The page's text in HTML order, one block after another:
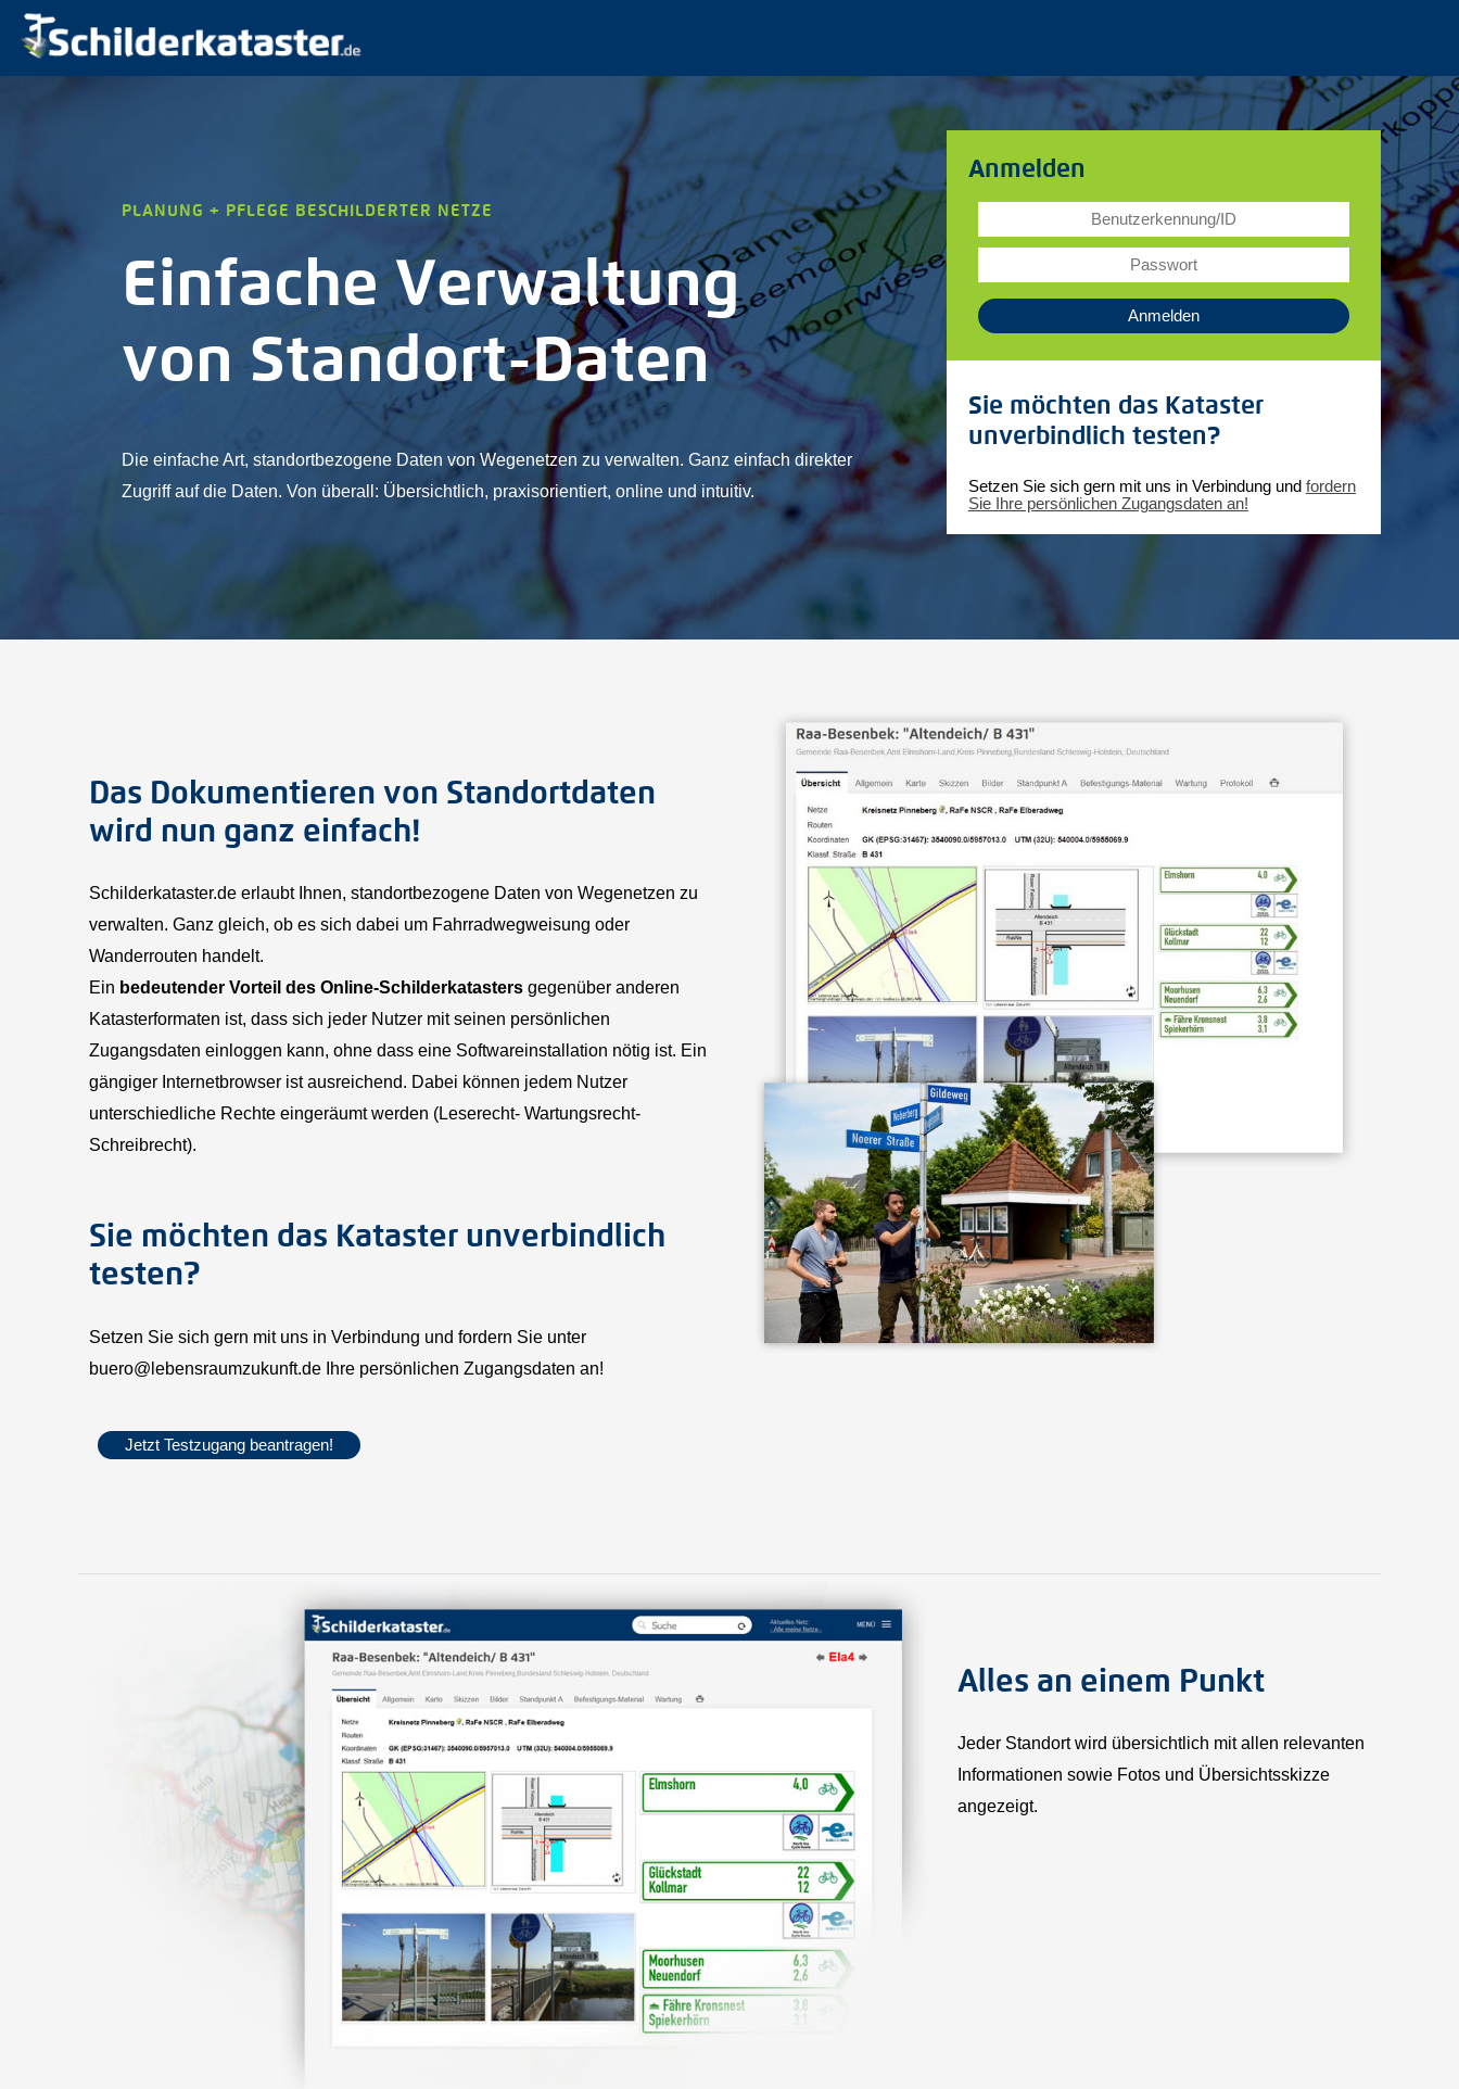
PLANUNG + PFLEGE BESCHILDERTER NETZE
Einfache Verwaltung
von Standort-Daten
Die einfache Art, standortbezogene Daten von Wegenetzen zu verwalten. Ganz einfach direkter
Zugriff auf die Daten. Von überall: Übersichtlich, praxisorientiert, online und intuitiv.
Anmelden
Sie möchten das Kataster
unverbindlich testen?
Setzen Sie sich gern mit uns in Verbindung und fordern
Sie Ihre persönlichen Zugangsdaten an!
Das Dokumentieren von Standortdaten
wird nun ganz einfach!
Schilderkataster.de erlaubt Ihnen, standortbezogene Daten von Wegenetzen zu
verwalten. Ganz gleich, ob es sich dabei um Fahrradwegweisung oder
Wanderrouten handelt.
Ein bedeutender Vorteil des Online-Schilderkatasters gegenüber anderen
Katasterformaten ist, dass sich jeder Nutzer mit seinen persönlichen
Zugangsdaten einloggen kann, ohne dass eine Softwareinstallation nötig ist. Ein
gängiger Internetbrowser ist ausreichend. Dabei können jedem Nutzer
unterschiedliche Rechte eingeräumt werden (Leserecht- Wartungsrecht-
Schreibrecht).
Sie möchten das Kataster unverbindlich
testen?
Setzen Sie sich gern mit uns in Verbindung und fordern Sie unter
buero@lebensraumzukunft.de Ihre persönlichen Zugangsdaten an!
Jetzt Testzugang beantragen!
Alles an einem Punkt
Jeder Standort wird übersichtlich mit allen relevanten
Informationen sowie Fotos und Übersichtsskizze
angezeigt.